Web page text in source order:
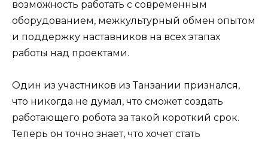
возможность работать с современным
оборудованием, межкультурный обмен опытом
и поддержку наставников на всех этапах
работы над проектами.
Один из участников из Танзании признался,
что никогда не думал, что сможет создать
работающего робота за такой короткий срок.
Теперь он точно знает, что хочет стать